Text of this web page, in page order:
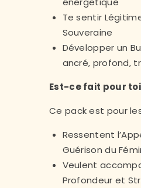
Te sentir
Souveraine
Développer un
ancré, profond,
Est-ce fait pour toi
Ce pack est pour
Ressentent
Guérison du
Veulent
Profondeur et